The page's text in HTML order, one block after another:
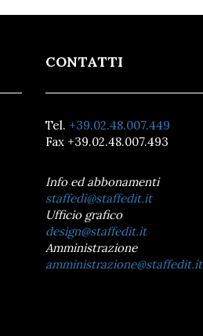
CONTATTI
Tel. +39.02.48.007.449
Fax +39.02.48.007.493
Info ed abbonamenti
staffedi@staffedit.it
Ufficio grafico
design@staffedit.it
Amministrazione
amministrazione@staffedit.it